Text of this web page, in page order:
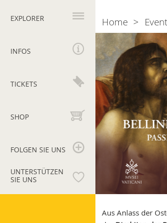
EXPLORER
INFOS
TICKETS
SHOP
FOLGEN SIE UNS
UNTERSTÜTZEN
SIE UNS
Bellini
and
Sodoma
Aus Anlass der
Breadcrumb
Home